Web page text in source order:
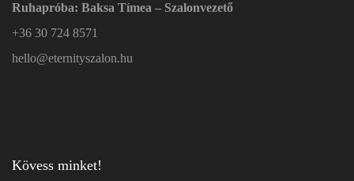
Ruhapróba: Baksa Tímea – Szalonvezető
+36 30 724 8571
hello@eternityszalon.hu
Kövess minket!